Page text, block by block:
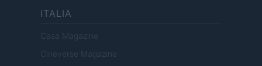
ITALIA
Casa Magazine
Cineverse Magazine